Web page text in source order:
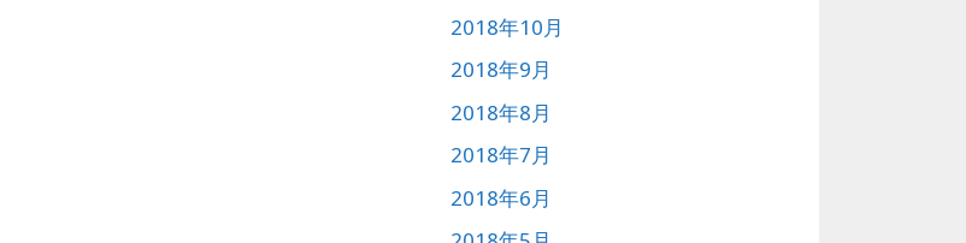
2018年10月
2018年9月
2018年8月
2018年7月
2018年6月